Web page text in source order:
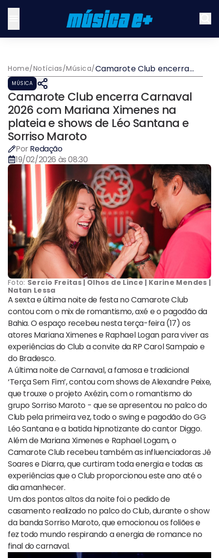
Home/Notícias/Música/Camarote Club encerra
Carnaval 2026 com
plateia e shows de Léo
Santana e Sorriso Maroto
MÚSICA
Camarote Club encerra Carnaval
2026 com Mariana Ximenes na
plateia e shows de Léo Santana e
Sorriso Maroto
Por Redação
19/02/2026 às 08:30
Foto: Sercio Freitas | Olhos de Lince | Karine Mendes |
Natan Lessa
A sexta e última noite de festa no Camarote Club
contou com o mix de romantismo, axé e o pagodão da
Bahia. O espaço recebeu nesta terça-feira (17) os
atores Mariana Ximenes e Raphael Logan para viver as
experiências do Club a convite da RP Carol Sampaio e
do Bradesco.
A última noite de Carnaval, a famosa e tradicional
‘Terça Sem Fim’, contou com shows de Alexandre Peixe,
que trouxe o projeto Axézin, com o romantismo do
grupo Sorriso Maroto - que se apresentou no palco do
Club pela primeira vez, todo o swing e pagodão do GG
Léo Santana e a batida hipnotizante do cantor Diggo.
Além de Mariana Ximenes e Raphael Logam, o
Camarote Club recebeu também as influenciadoras Jê
Soares e Diarra, que curtiram toda energia e todas as
experiências que o Club proporcionou este ano até o
dia amanhecer.
Um dos pontos altos da noite foi o pedido de
casamento realizado no palco do Club, durante o show
da banda Sorriso Maroto, que emocionou os foliões e
fez todo mundo respirando a energia de romance no
final do carnaval.